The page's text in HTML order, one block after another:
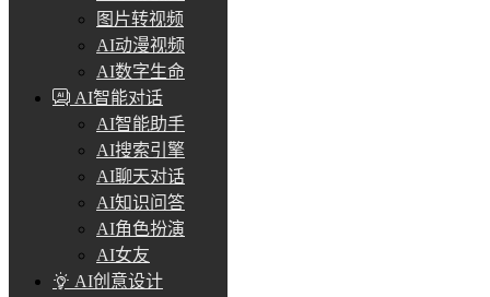
图片转视频
AI动漫视频
AI数字生命
AI智能对话
AI智能助手
AI搜索引擎
AI聊天对话
AI知识问答
AI角色扮演
AI女友
AI创意设计